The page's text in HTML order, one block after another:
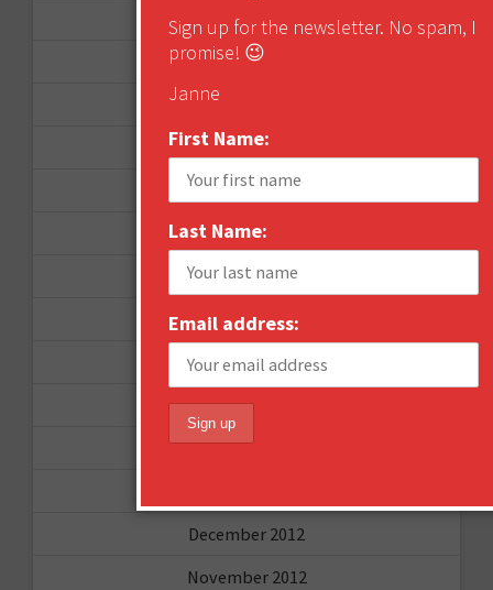
November 2015
October 2015
September 2015
February 2015
January 2015
April 2014
September 2013
August 2013
May 2013
April 2013
March 2013
December 2012
November 2012
Sign up for the newsletter. No spam, I
promise! 😉
Janne
First Name:
Last Name:
Email address: